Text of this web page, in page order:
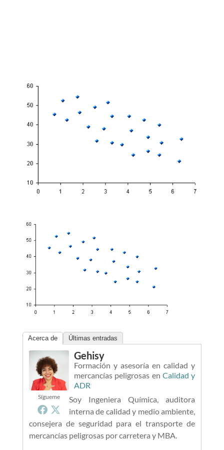
Acerca de Últimas entradas
Sígueme
Gehisy
Formación y asesoría en calidad y
mercancías peligrosas en Calidad y
ADR
Soy Ingeniera Química, auditora
interna de calidad y medio ambiente,
consejera de seguridad para el transporte de
mercancías peligrosas por carretera y MBA.